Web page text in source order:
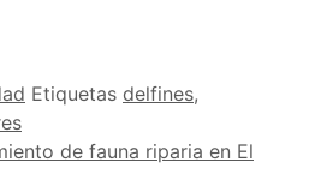
Etiquetas delfines,
de fauna riparia en El